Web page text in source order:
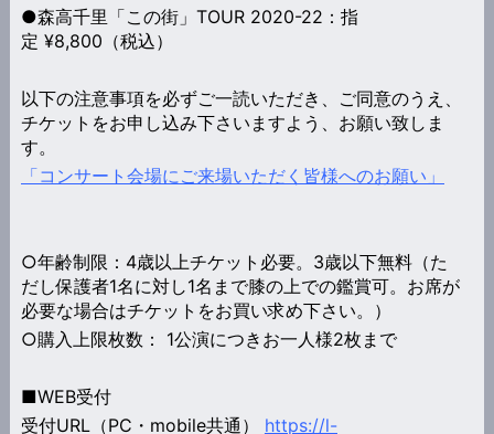
●森高千里「この街」TOUR 2020-22：指
定 ¥8,800（税込）
以下の注意事項を必ずご一読いただき、ご同意のうえ、
チケットをお申し込み下さいますよう、お願い致しま
す。
「コンサート会場にご来場いただく皆様へのお願い」
○年齢制限：4歳以上チケット必要。3歳以下無料（た
だし保護者1名に対し1名まで膝の上での鑑賞可。お席が
必要な場合はチケットをお買い求め下さい。）
○購入上限枚数： 1公演につきお一人様2枚まで
■WEB受付
受付URL（PC・mobile共通） https://l-